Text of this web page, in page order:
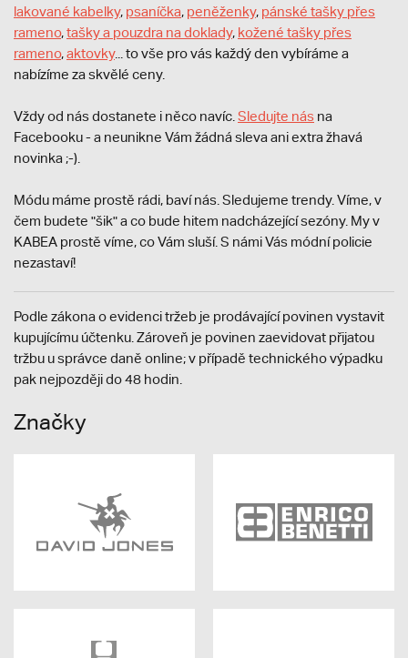
lakované kabelky, psaníčka, peněženky, pánské tašky přes
rameno,tašky a pouzdra na doklady, kožené tašky přes
rameno,aktovky... to vše pro vás každý den vybíráme a
nabízíme za skvělé ceny.
Vždy od nás dostanete i něco navíc. Sledujte nás na
Facebooku - a neunikne Vám žádná sleva ani extra žhavá
novinka ;-).
Módu máme prostě rádi, baví nás. Sledujeme trendy. Víme, v
čem budete "šik" a co bude hitem nadcházející sezóny. My v
KABEA prostě víme, co Vám sluší. S námi Vás módní policie
nezastaví!
Podle zákona o evidenci tržeb je prodávající povinen vystavit
kupujícímu účtenku. Zároveň je povinen zaevidovat přijatou
tržbu u správce daně online; v případě technického výpadku
pak nejpozději do 48 hodin.
Značky